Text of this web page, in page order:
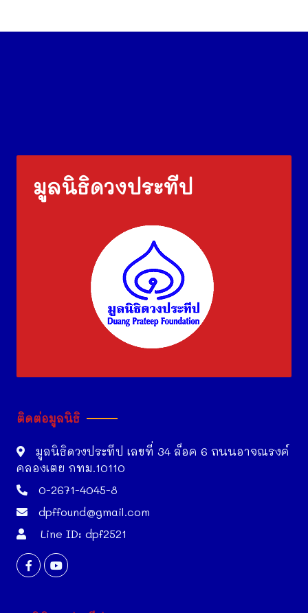
มูลนิธิดวงประทีป
ติดต่อมูลนิธิ
มูลนิธิดวงประทีป เลขที่ 34 ล็อค 6 ถนนอาจณรงค์
คลองเตย กทม.10110
0-2671-4045-8
dpffound@gmail.com
Line ID: dpf2521